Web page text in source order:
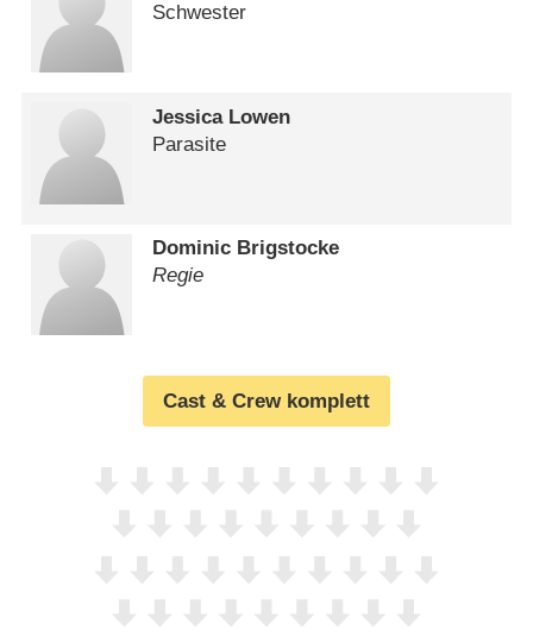
Schwester
Jessica Lowen
Parasite
Dominic Brigstocke
Regie
Cast & Crew komplett